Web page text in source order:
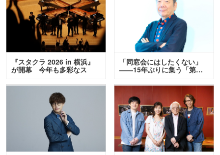
『スタクラ 2026 in 横浜』
が開幕 今年も多彩なス
テ…
「同窓会にはしたくない」
――15年ぶりに集う「第…